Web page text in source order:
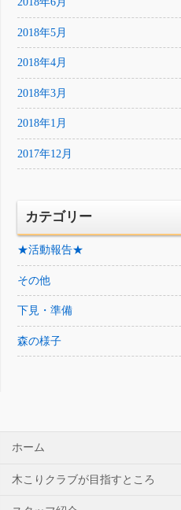
2018年5月
2018年4月
2018年3月
2018年1月
2017年12月
カテゴリー
★活動報告★
その他
下見・準備
森の様子
ホーム
木こりクラブが目指すところ